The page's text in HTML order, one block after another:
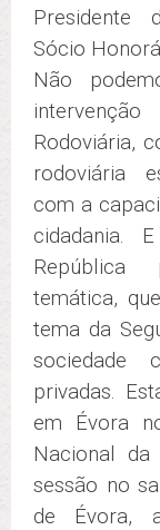
Presidente
Sócio
Não
Rodoviária,
rodoviária
com a
cidadania.
República
temática,
tema da
sociedade
privadas.
em Évora
Nacional
sessão no
de Évora,